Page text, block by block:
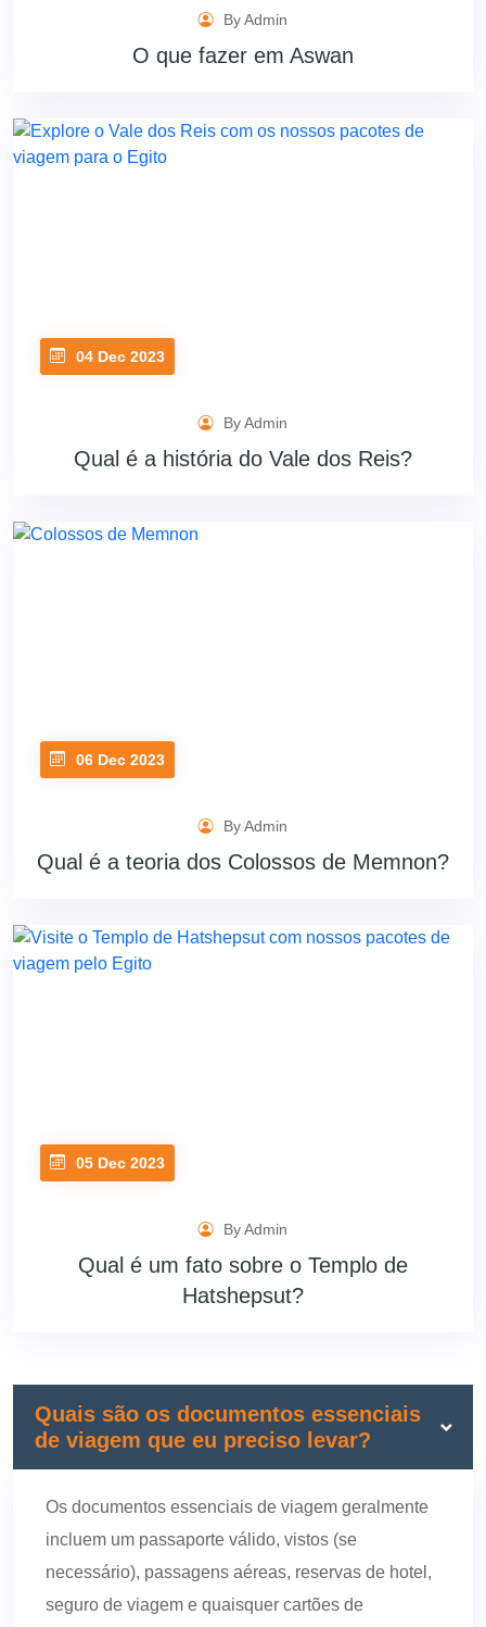
By Admin
O que fazer em Aswan
04 Dec 2023
By Admin
Qual é a história do Vale dos Reis?
06 Dec 2023
By Admin
Qual é a teoria dos Colossos de Memnon?
05 Dec 2023
By Admin
Qual é um fato sobre o Templo de
Hatshepsut?
Quais são os documentos essenciais
de viagem que eu preciso levar?
Os documentos essenciais de viagem geralmente
incluem um passaporte válido, vistos (se
necessário), passagens aéreas, reservas de hotel,
seguro de viagem e quaisquer cartões de